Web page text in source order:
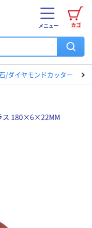
カゴ
メニュー
/ダイヤモンドカッター
ス 180×6×22MM